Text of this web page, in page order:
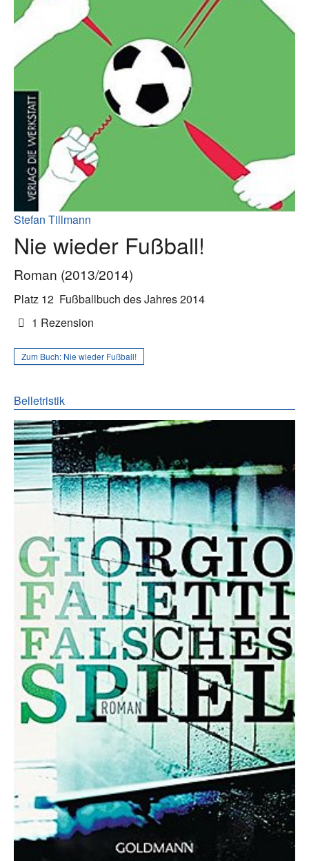
Stefan Tillmann
Nie wieder Fußball!
Roman (2013/2014)
Platz 12 Fußballbuch des Jahres 2014
1 Rezension
Zum Buch: Nie wieder Fußball!
Belletristik